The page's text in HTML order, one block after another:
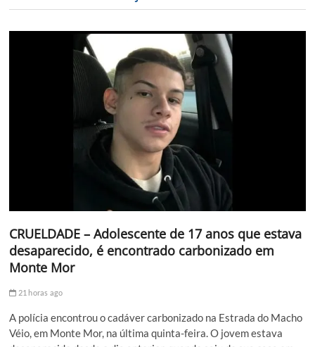
CRUELDADE – Adolescente de 17 anos que estava
desaparecido, é encontrado carbonizado em
Monte Mor
21 horas ago
A polícia encontrou o cadáver carbonizado na Estrada do Macho
Véio, em Monte Mor, na última quinta-feira. O jovem estava